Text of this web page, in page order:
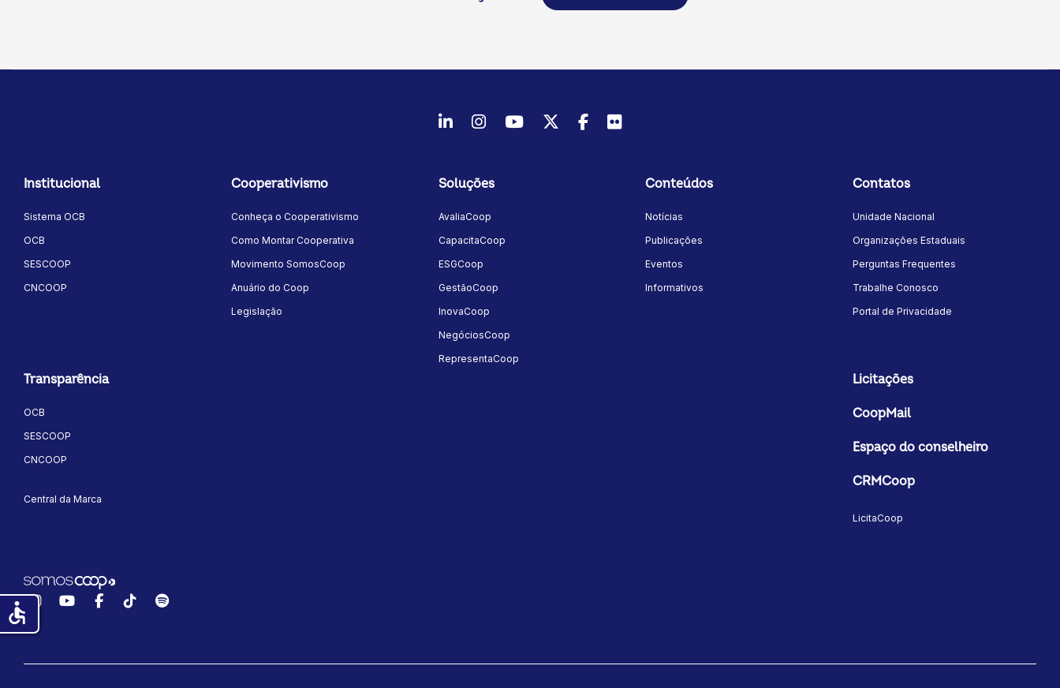
LinkedInInstagram
YoutubeTwitter/X
Facebook
Flickr
Institucional
Sistema OCB
OCB
SESCOOP
CNCOOP
Cooperativismo
Conheça o Cooperativismo
Como Montar Cooperativa
Movimento SomosCoop
Anuário do Coop
Legislação
Soluções
AvaliaCoop
CapacitaCoop
ESGCoop
GestãoCoop
InovaCoop
NegóciosCoop
RepresentaCoop
Conteúdos
Notícias
Publicações
Eventos
Informativos
Contatos
Unidade Nacional
Organizações Estaduais
Perguntas Frequentes
Trabalhe Conosco
Portal de Privacidade
Transparência
OCB
SESCOOP
CNCOOP
Central da Marca
Licitações
CoopMail
Espaço do conselheiro
CRMCoop
LicitaCoop
InstagramYouTubeFacebook
TikTokSpotify
accessible